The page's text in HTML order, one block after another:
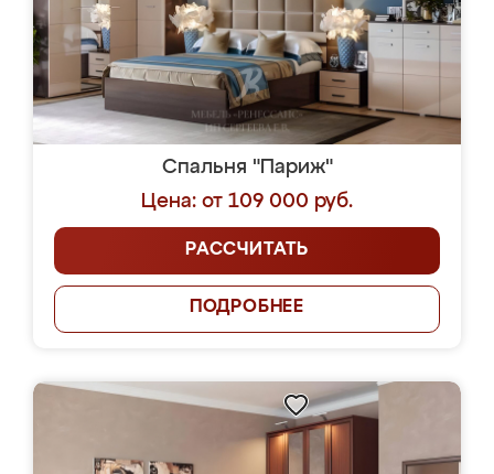
Спальня "Париж"
Цена: от 109 000 руб.
РАССЧИТАТЬ
ПОДРОБНЕЕ